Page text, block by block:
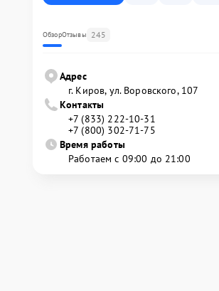
ОбзорОтзывы 245
Адрес
г. Киров, ул. Воровского, 107
Контакты
+7 (833) 222-10-31
+7 (800) 302-71-75
Время работы
Работаем с 09:00 до 21:00